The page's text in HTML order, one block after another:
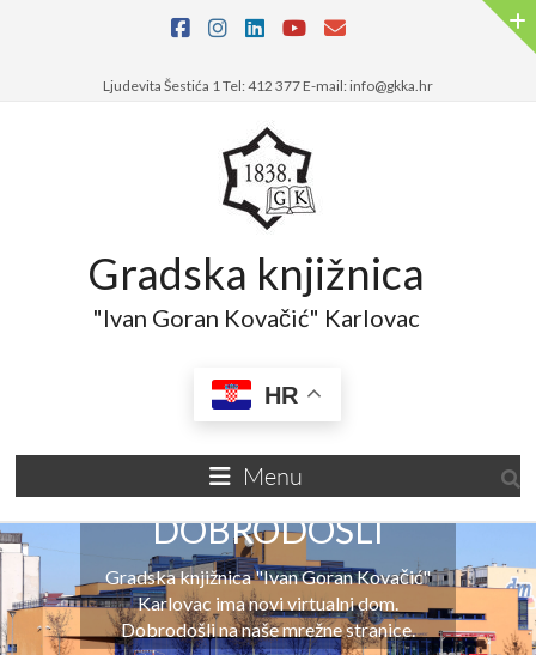
Ljudevita Šestića 1 Tel: 412 377 E-mail: info@gkka.hr
Gradska knjižnica
"Ivan Goran Kovačić" Karlovac
HR
Menu
DOBRODOŠLI
Gradska knjižnica "Ivan Goran Kovačić"
Karlovac ima novi virtualni dom.
Dobrodošli na naše mrežne stranice.